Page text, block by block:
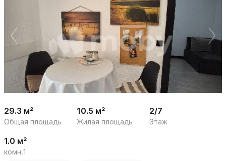
1
29.3 м²
Общая площадь
10.5 м²
Жилая площадь
2/7
Этаж
1.0 м²
комн.1